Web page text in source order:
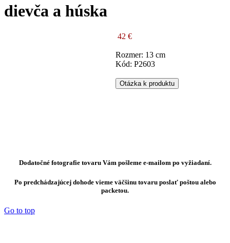
dievča a húska
42 €
Rozmer: 13 cm
Kód: P2603
Otázka k produktu
Dodatočné fotografie tovaru Vám pošleme e-mailom po vyžiadaní.
Po predchádzajúcej dohode vieme väčšinu tovaru poslať poštou alebo
packetou.
Go to top